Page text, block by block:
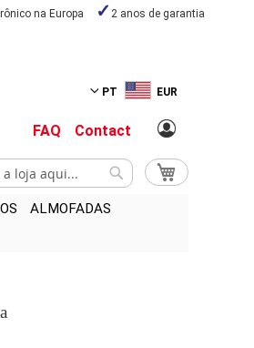
na Europa 2 anos de garantia
PT EUR
FAQ Contact
O Meu Carrinho
Pesquisa
ALMOFADAS